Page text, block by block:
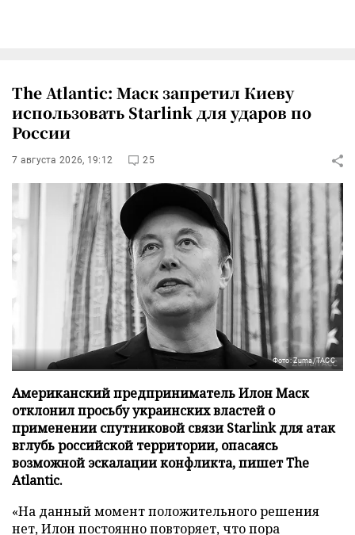
The Atlantic: Маск запретил Киеву
использовать Starlink для ударов по
России
7 августа 2026, 19:12 25
Фото: Zuma/ТАСС
Американский предприниматель Илон Маск
отклонил просьбу украинских властей о
применении спутниковой связи Starlink для атак
вглубь российской территории, опасаясь
возможной эскалации конфликта, пишет The
Atlantic.
«На данный момент положительного решения
нет, Илон постоянно повторяет, что пора